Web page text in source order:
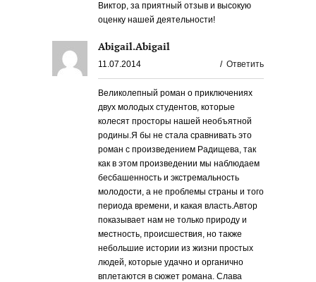
Виктор, за приятный отзыв и высокую
оценку нашей деятельности!
Abigail.Abigail
11.07.2014 / Ответить
Великолепный роман о приключениях
двух молодых студентов, которые
колесят просторы нашей необъятной
родины.Я бы не стала сравнивать это
роман с произведением Радищева, так
как в этом произведении мы наблюдаем
бесбашенность и экстремальность
молодости, а не проблемы страны и того
периода времени, и какая власть.Автор
показывает нам не только природу и
местность, происшествия, но также
небольшие истории из жизни простых
людей, которые удачно и органично
вплетаются в сюжет романа. Слава